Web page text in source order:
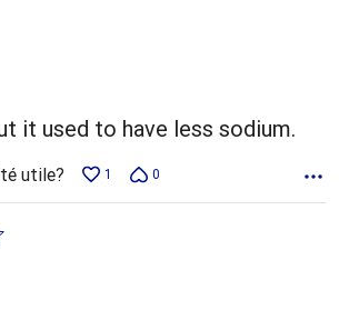
it used to have less sodium.
utile? 1 0